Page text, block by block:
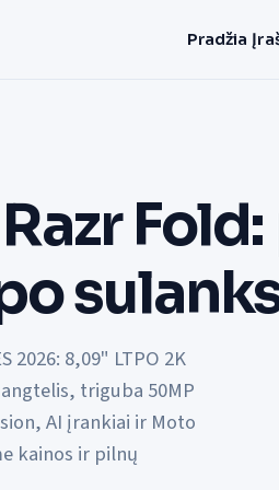
Pradžia
2026: 8,09" LTPO 2K
triguba 50MP
AI įrankiai ir Moto
kainos ir pilnų